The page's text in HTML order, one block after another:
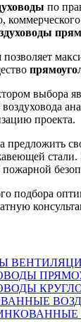
по
выбора
воздуховода
проекта.
предложить
стали.
подбора